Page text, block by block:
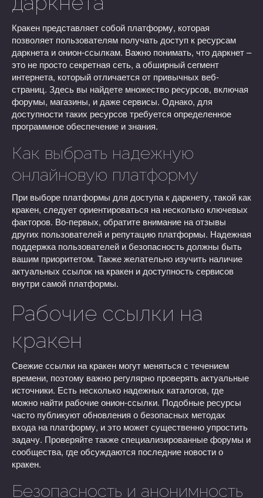
Кракен представляет собой платформу, которая
позволяет пользователям получать доступ к ресурсам
даркнета и онион-ссылкам. Важно понимать, что даркнет –
это не просто секретная сеть, а обширный сегмент
интернета, который отличается от привычных веб-
страниц. Здесь вы найдете множество ресурсов, включая
форумы, магазины, и даже сервисы. Однако, для
доступности таких ресурсов требуется определенное
программное обеспечение и знания.
Как выбрать надежную
онлайновую платформу
При выборе платформы для доступа к даркнету, такой как
кракен, следует ориентироваться на несколько ключевых
факторов. Во-первых, обратите внимание на отзывы
других пользователей и репутацию платформы. Надежная
поддержка пользователей и безопасность должны быть
вашим приоритетом. Также желательно изучить наличие
актуальных ссылок на кракен и доступность сервисов
внутри самой платформы.
Рабочие ссылки на
кракен
Свежие ссылки на кракен могут меняться с течением
времени, поэтому важно регулярно проверять актуальные
источники. Есть несколько надежных каталогов, где
можно найти рабочие онион-ссылки. Подобные ресурсы
часто публикуют обновления о безопасных методах
входа на платформу, и это может существенно упростить
задачу. Проверяйте также специализированные форумы и
сообщества, где обсуждаются последние новости о
кракен.
Безопасность и анонимность